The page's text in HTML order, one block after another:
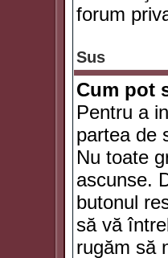
forum
Sus
Cum pot
Pentru a
partea de
Nu toate
ascunse.
butonul
să vă
rugăm să